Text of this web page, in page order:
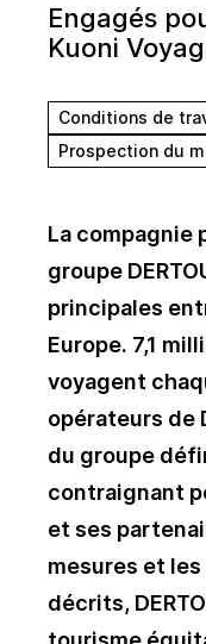
Engagés
Kuoni
Conditions de
Prospection du
La compagnie
groupe
principales
Europe. 7,1
voyagent
opérateurs de
du groupe
contraignant
et ses
mesures et
décrits,